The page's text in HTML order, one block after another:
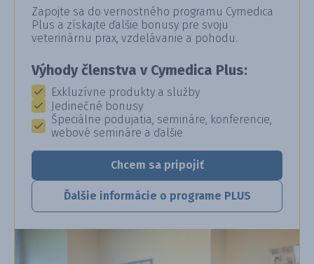
Zapojte sa do vernostného programu Cymedica
Plus a získajte ďalšie bonusy pre svoju
veterinárnu prax, vzdelávanie a pohodu.
Výhody členstva v Cymedica Plus:
Exkluzívne produkty a služby
Jedinečné bonusy
Špeciálne podujatia, semináre, konferencie,
webové semináre a ďalšie
Chcem sa pripojiť
Ďalšie informácie o programe PLUS